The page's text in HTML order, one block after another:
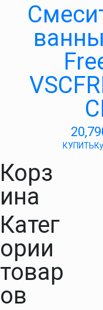
КУПИТЬ
Корз
ина
Катег
ории
товар
ов